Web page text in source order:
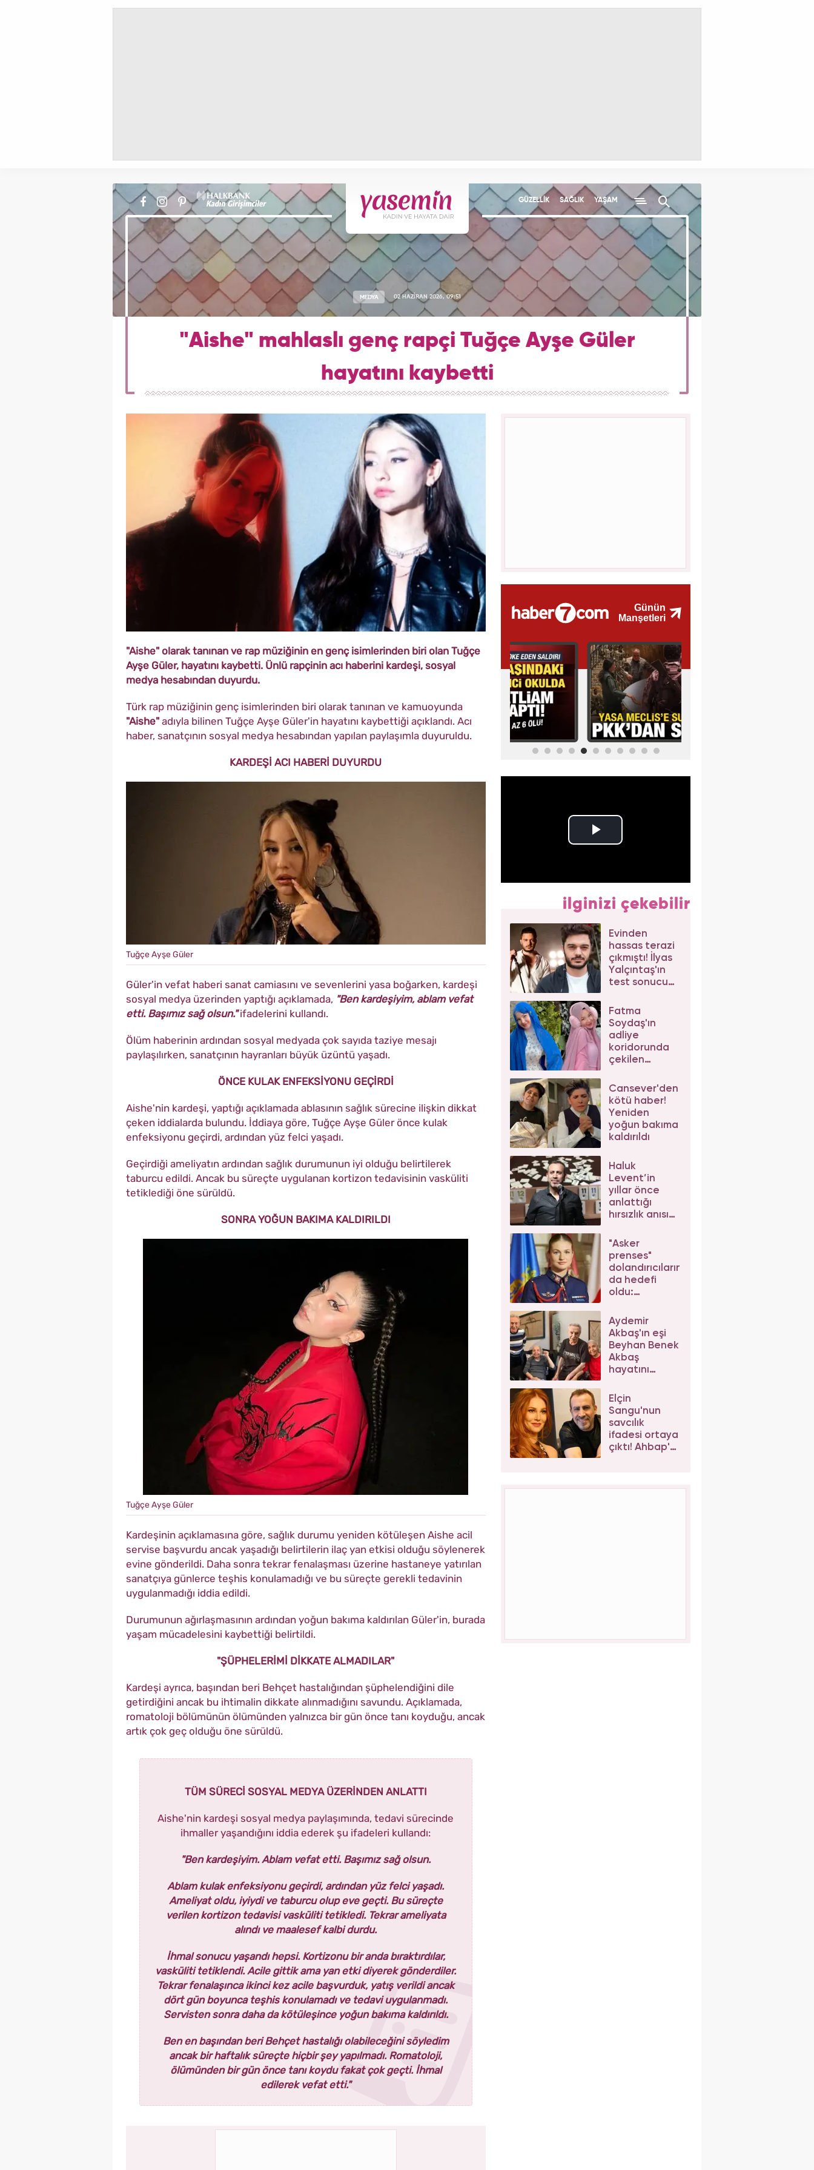
GÜZELLİK SAĞLIK YAŞAM
MEDYA 02 HAZİRAN 2026, 09:51
"Aishe" mahlaslı genç rapçi Tuğçe Ayşe Güler
hayatını kaybetti
"Aishe" olarak tanınan ve rap müziğinin en genç isimlerinden biri olan Tuğçe
Ayşe Güler, hayatını kaybetti. Ünlü rapçinin acı haberini kardeşi, sosyal
medya hesabından duyurdu.
Türk rap müziğinin genç isimlerinden biri olarak tanınan ve kamuoyunda
"Aishe" adıyla bilinen Tuğçe Ayşe Güler'in hayatını kaybettiği açıklandı. Acı
haber, sanatçının sosyal medya hesabından yapılan paylaşımla duyuruldu.
KARDEŞİ ACI HABERİ DUYURDU
Tuğçe Ayşe Güler
Güler'in vefat haberi sanat camiasını ve sevenlerini yasa boğarken, kardeşi
sosyal medya üzerinden yaptığı açıklamada, "Ben kardeşiyim, ablam vefat
etti. Başımız sağ olsun."ifadelerini kullandı.
Ölüm haberinin ardından sosyal medyada çok sayıda taziye mesajı
paylaşılırken, sanatçının hayranları büyük üzüntü yaşadı.
ÖNCE KULAK ENFEKSİYONU GEÇİRDİ
Aishe'nin kardeşi, yaptığı açıklamada ablasının sağlık sürecine ilişkin dikkat
çeken iddialarda bulundu. İddiaya göre, Tuğçe Ayşe Güler önce kulak
enfeksiyonu geçirdi, ardından yüz felci yaşadı.
Geçirdiği ameliyatın ardından sağlık durumunun iyi olduğu belirtilerek
taburcu edildi. Ancak bu süreçte uygulanan kortizon tedavisinin vasküliti
tetiklediği öne sürüldü.
SONRA YOĞUN BAKIMA KALDIRILDI
Tuğçe Ayşe Güler
Kardeşinin açıklamasına göre, sağlık durumu yeniden kötüleşen Aishe acil
servise başvurdu ancak yaşadığı belirtilerin ilaç yan etkisi olduğu söylenerek
evine gönderildi. Daha sonra tekrar fenalaşması üzerine hastaneye yatırılan
sanatçıya günlerce teşhis konulamadığı ve bu süreçte gerekli tedavinin
uygulanmadığı iddia edildi.
Durumunun ağırlaşmasının ardından yoğun bakıma kaldırılan Güler'in, burada
yaşam mücadelesini kaybettiği belirtildi.
"ŞÜPHELERİMİ DİKKATE ALMADILAR"
Kardeşi ayrıca, başından beri Behçet hastalığından şüphelendiğini dile
getirdiğini ancak bu ihtimalin dikkate alınmadığını savundu. Açıklamada,
romatoloji bölümünün ölümünden yalnızca bir gün önce tanı koyduğu, ancak
artık çok geç olduğu öne sürüldü.
TÜM SÜRECİ SOSYAL MEDYA ÜZERİNDEN ANLATTI
Aishe'nin kardeşi sosyal medya paylaşımında, tedavi sürecinde
ihmaller yaşandığını iddia ederek şu ifadeleri kullandı:
"Ben kardeşiyim. Ablam vefat etti. Başımız sağ olsun.
Ablam kulak enfeksiyonu geçirdi, ardından yüz felci yaşadı.
Ameliyat oldu, iyiydi ve taburcu olup eve geçti. Bu süreçte
verilen kortizon tedavisi vasküliti tetikledi. Tekrar ameliyata
alındı ve maalesef kalbi durdu.
İhmal sonucu yaşandı hepsi. Kortizonu bir anda bıraktırdılar,
vasküliti tetiklendi. Acile gittik ama yan etki diyerek gönderdiler.
Tekrar fenalaşınca ikinci kez acile başvurduk, yatış verildi ancak
dört gün boyunca teşhis konulamadı ve tedavi uygulanmadı.
Servisten sonra daha da kötüleşince yoğun bakıma kaldırıldı.
Ben en başından beri Behçet hastalığı olabileceğini söyledim
ancak bir haftalık süreçte hiçbir şey yapılmadı. Romatoloji,
ölümünden bir gün önce tanı koydu fakat çok geçti. İhmal
edilerek vefat etti."
ilginizi çekebilir
Evinden
hassas terazi
çıkmıştı! İlyas
Yalçıntaş'ın
test sonucu
Fatma
Soydaş'ın
adliye
koridorunda
çekilen
makyajsız hali
ortaya çıktı!
Cansever'den
kötü haber!
Yeniden
yoğun bakıma
kaldırıldı
Haluk
Levent’in
yıllar önce
anlattığı
hırsızlık anısı
gündem oldu!
"Asker
prenses"
dolandırıcıların
da hedefi
oldu:
mesajlar kafa
karıştırdı
Aydemir
Akbaş'ın eşi
Beyhan Benek
Akbaş
hayatını
Elçin
Sangu'nun
savcılık
ifadesi ortaya
çıktı! Ahbap'a